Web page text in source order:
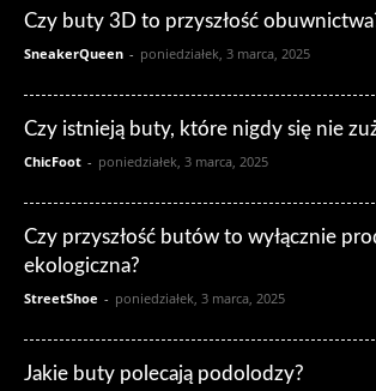
Czy buty 3D to przyszłość
SneakerQueen - poniedziałek, 3 marca, 2025
Czy istnieją buty, które nigdy się nie
ChicFoot - poniedziałek, 3 marca, 2025
Czy przyszłość butów to wyłącznie
ekologiczna?
StreetShoe - poniedziałek, 3 marca, 2025
Jakie buty polecają podolodzy?